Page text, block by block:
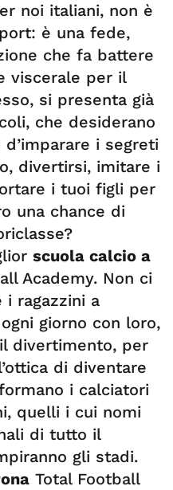
noi italiani, non è
è una fede,
che fa battere
viscerale per il
si presenta già
che desiderano
i segreti
divertirsi, imitare i
i tuoi figli per
una chance di
scuola calcio a
Academy. Non ci
i ragazzini a
giorno con loro,
divertimento, per
di diventare
i calciatori
quelli i cui nomi
di tutto il
gli stadi.
Total Football